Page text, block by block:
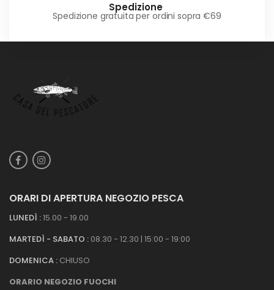
Spedizione
Spedizione gratuita per ordini sopra €69
ORARI DI APERTURA NEGOZIO PESCA
LUNEDÌ :15.00 - 19.00
MARTEDÌ - SABATO : 08.30 - 12.30 | 15:00 - 19:00
DOMENICA : CHIUSO
ORARIO NEGOZIO FUOCHI